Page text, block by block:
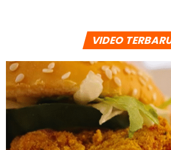
VIDEO